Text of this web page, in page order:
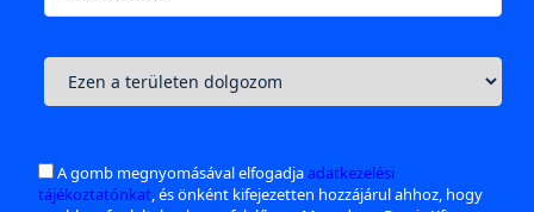
A gomb megnyomásával elfogadjaadatkezelési
tájékoztatónkat, és önként kifejezetten hozzájárul ahhoz, hogy